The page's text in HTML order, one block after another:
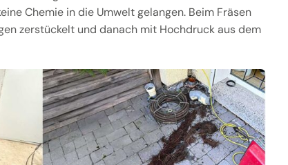
Chemie in die Umwelt gelangen. Beim Fräsen
zerstückelt und danach mit Hochdruck aus dem